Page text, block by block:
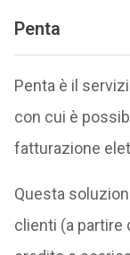
Penta
Penta è il
con cui è
fatturazione
Questa
clienti (a partire